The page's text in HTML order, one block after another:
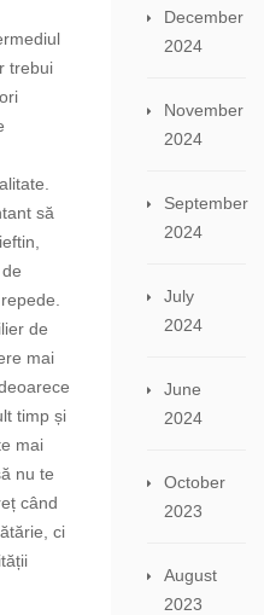
trebui
să
de
mai
timp și
mai
nu te
când
ci
December
2024
November
2024
September
2024
July
2024
June
2024
October
2023
August
2023